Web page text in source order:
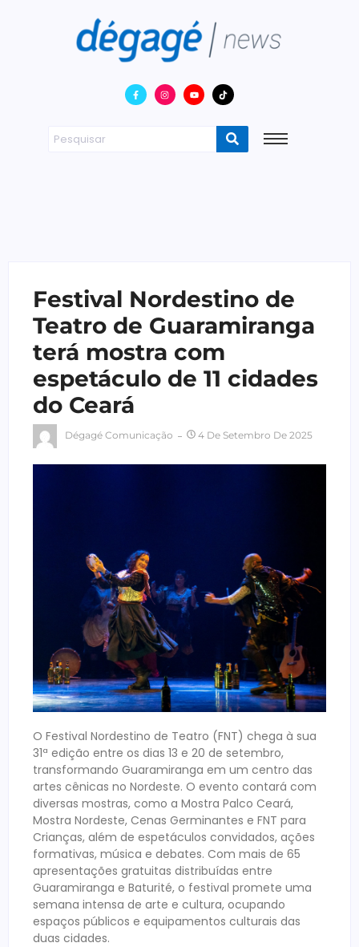
Festival Nordestino de
Teatro de Guaramiranga
terá mostra com
espetáculo de 11 cidades
do Ceará
Dégagé Comunicação 4 De Setembro De 2025
O Festival Nordestino de Teatro (FNT) chega à sua
31ª edição entre os dias 13 e 20 de setembro,
transformando Guaramiranga em um centro das
artes cênicas no Nordeste. O evento contará com
diversas mostras, como a Mostra Palco Ceará,
Mostra Nordeste, Cenas Germinantes e FNT para
Crianças, além de espetáculos convidados, ações
formativas, música e debates. Com mais de 65
apresentações gratuitas distribuídas entre
Guaramiranga e Baturité, o festival promete uma
semana intensa de arte e cultura, ocupando
espaços públicos e equipamentos culturais das
duas cidades.